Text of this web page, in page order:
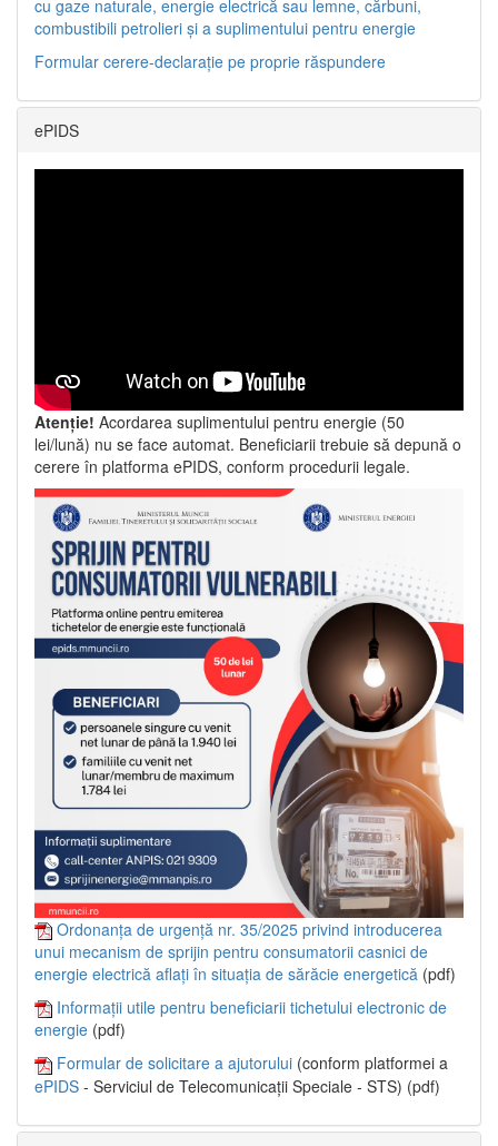
cu gaze naturale, energie electrică sau lemne, cărbuni,
combustibili petrolieri și a suplimentului pentru energie
Formular cerere-declarație pe proprie răspundere
ePIDS
Atenție! Acordarea suplimentului pentru energie (50
lei/lună) nu se face automat. Beneficiarii trebuie să depună o
cerere în platforma ePIDS, conform procedurii legale.
Ordonanța de urgență nr. 35/2025 privind introducerea
unui mecanism de sprijin pentru consumatorii casnici de
energie electrică aflați în situația de sărăcie energetică (pdf)
Informații utile pentru beneficiarii tichetului electronic de
energie (pdf)
Formular de solicitare a ajutorului (conform platformei a
ePIDS - Serviciul de Telecomunicații Speciale - STS) (pdf)